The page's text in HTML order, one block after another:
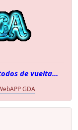
de vuelta...
GDA